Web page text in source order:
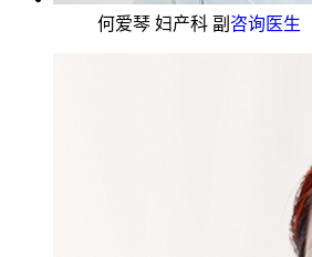
何爱琴 妇产科 副 咨询医生